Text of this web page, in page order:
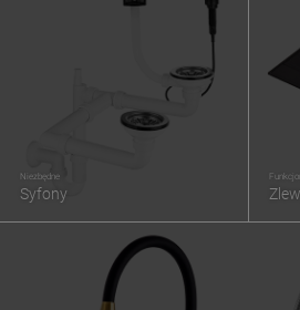
Niezbędne
Syfony